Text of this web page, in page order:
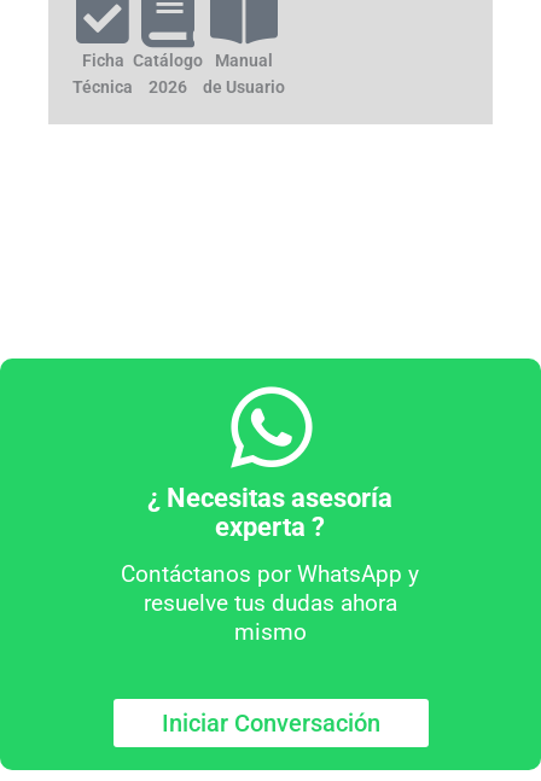
Ficha
Técnica
Catálogo
2026
Manual
de Usuario
¿ Necesitas asesoría
experta ?
Contáctanos por WhatsApp y
resuelve tus dudas ahora
mismo
Iniciar Conversación